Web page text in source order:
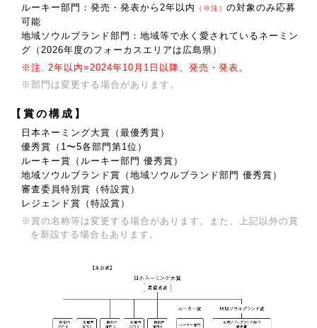
ルーキー部門：発売・発表から2年以内
（※注） の対象のみ応募
可能
地域ソウルブランド部門：地域等で永く愛されているネーミン
グ（2026年度のフォーカスエリアは広島県）
※注. 2年以内=2024年10月1日以降、発売・発表。
※部門は変更する場合があります。
【賞の構成】
日本ネーミング大賞（最優秀賞）
優秀賞（1〜5各部門第1位）
ルーキー賞（ルーキー部門 優秀賞）
地域ソウルブランド賞（地域ソウルブランド部門 優秀賞）
審査委員特別賞（特設賞）
レジェンド賞（特設賞）
※賞の名称等は変更する場合があります。また、上記以外の賞
を新設する場合もあります。